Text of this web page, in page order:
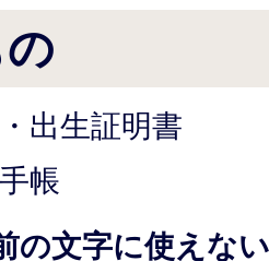
出生証明書
帳
の文字に使えな